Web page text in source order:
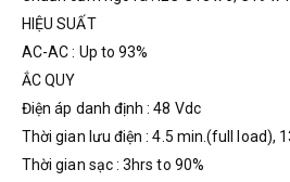
HIỆU SUẤT
AC-AC : Up to 93%
ẮC QUY
Điện áp danh định : 48 Vdc
Thời gian lưu điện : 4.5 min.(full load),
Thời gian sạc : 3hrs to 90%